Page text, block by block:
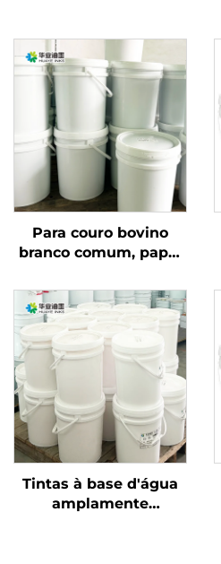
Para couro bovino
branco comum, papel
materiais, tintas de
impressão flexográfica
à base de água de
excelente qualidade
são aplicáveis.
Tintas à base d'água
amplamente